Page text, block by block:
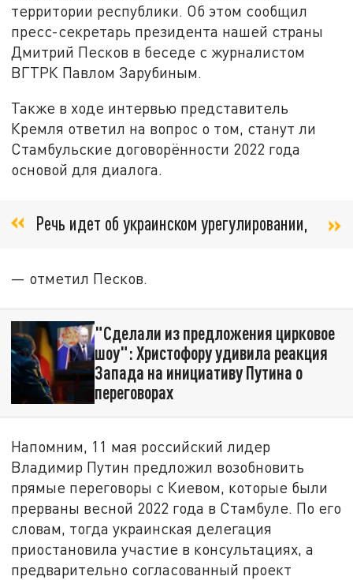
территории республики. Об этом сообщил
пресс-секретарь президента нашей страны
Дмитрий Песков в беседе с журналистом
ВГТРК Павлом Зарубиным.
Также в ходе интервью представитель
Кремля ответил на вопрос о том, станут ли
Стамбульские договорённости 2022 года
основой для диалога.
Речь идет об украинском урегулировании,
— отметил Песков.
"Сделали из предложения цирковое
шоу": Христофору удивила реакция
Запада на инициативу Путина о
переговорах
Напомним, 11 мая российский лидер
Владимир Путин предложил возобновить
прямые переговоры с Киевом, которые были
прерваны весной 2022 года в Стамбуле. По его
словам, тогда украинская делегация
приостановила участие в консультациях, а
предварительно согласованный проект